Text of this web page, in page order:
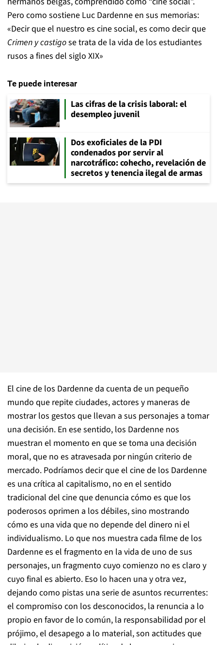
Pero como sostiene Luc Dardenne en sus memorias:
«Decir que el nuestro es cine social, es como decir que
Crimen y castigose trata de la vida de los estudiantes
rusos a fines del siglo XIX»
Te puede interesar
Las cifras de la crisis laboral: el
desempleo juvenil
Dos exoficiales de la PDI
condenados por servir al
narcotráfico: cohecho, revelación de
secretos y tenencia ilegal de armas
El cine de los Dardenne da cuenta de un pequeño
mundo que repite ciudades, actores y maneras de
mostrar los gestos que llevan a sus personajes a tomar
una decisión. En ese sentido, los Dardenne nos
muestran el momento en que se toma una decisión
moral, que no es atravesada por ningún criterio de
mercado. Podríamos decir que el cine de los Dardenne
es una crítica al capitalismo, no en el sentido
tradicional del cine que denuncia cómo es que los
poderosos oprimen a los débiles, sino mostrando
cómo es una vida que no depende del dinero ni el
individualismo. Lo que nos muestra cada filme de los
Dardenne es el fragmento en la vida de uno de sus
personajes, un fragmento cuyo comienzo no es claro y
cuyo final es abierto. Eso lo hacen una y otra vez,
dejando como pistas una serie de asuntos recurrentes:
el compromiso con los desconocidos, la renuncia a lo
propio en favor de lo común, la responsabilidad por el
prójimo, el desapego a lo material, son actitudes que